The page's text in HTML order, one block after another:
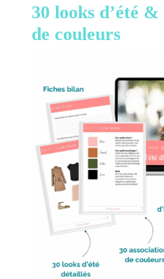
30 looks d’été &
de couleurs